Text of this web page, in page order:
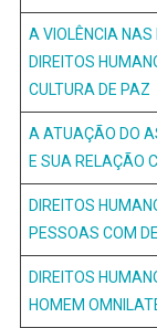
A VIOLÊNCIA
DIREITOS
CULTURA DE PAZ
A ATUAÇÃO DO
E SUA RELAÇÃO
DIREITOS
PESSOAS COM
DIREITOS
HOMEM